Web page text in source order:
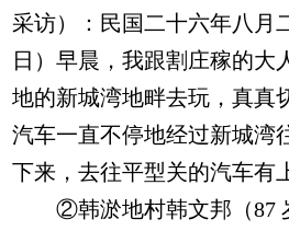
采访）：民国二十六年八月
日）早晨，我跟割庄稼的大
地的新城湾地畔去玩，真真
汽车一直不停地经过新城湾
下来，去往平型关的汽车有
②韩淤地村韩文邦（87